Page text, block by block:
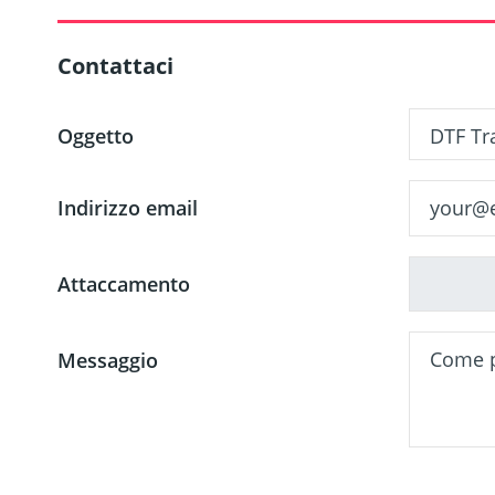
Contattaci
Oggetto
Indirizzo email
Attaccamento
Messaggio